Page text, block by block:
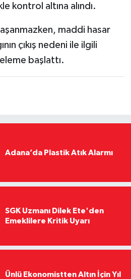
kontrol altına alındı.
maddi hasar
çıkış nedeni ile ilgili
başlattı.
Adana’da Plastik Atık Alarmı
SGK Uzmanı Dilek Ete'den
Emeklilere Kritik Uyarı
Ünlü Ekonomistten Altın İçin Yıl